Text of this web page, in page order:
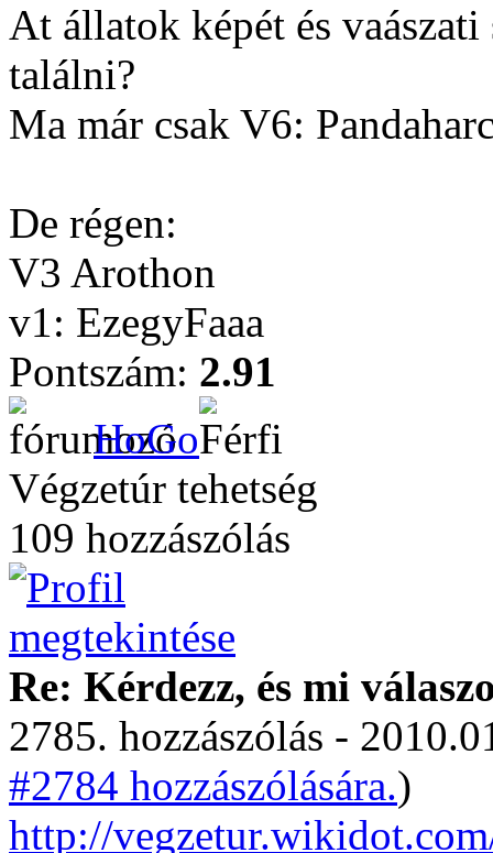
At állatok képét és
találni?
Ma már csak V6:
De régen:
V3 Arothon
v1: EzegyFaaa
Pontszám: 2.91
HoGo
Végzetúr tehetség
109 hozzászólás
Re: Kérdezz, és mi
2785. hozzászólás -
#2784 hozzászólására.)
http://